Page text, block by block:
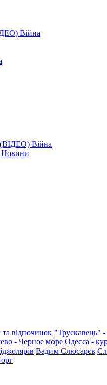
Війна
(ВІДЕО) Війна
Новини
відпочинок "Трускавець" -
- Черное море Одесса -
Вадим Слюсарєв